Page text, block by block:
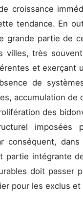
croissance
tendance. En
grande partie de
villes, très
et exerçant
de
accumulation de
des
conséquent,
partie intégrante
doit passer
pour les exclus et